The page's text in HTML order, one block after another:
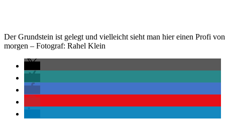
Der Grundstein ist gelegt und vielleicht sieht man hier einen Profi von
morgen – Fotograf: Rahel Klein